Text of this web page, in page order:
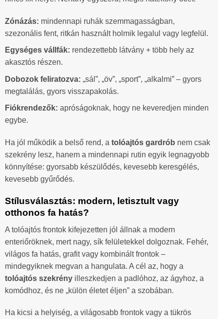
Zónázás: mindennapi ruhák szemmagasságban,
szezonális fent, ritkán használt holmik legalul vagy legfelül.
Egységes vállfák: rendezettebb látvány + több hely az
akasztós részen.
Dobozok feliratozva: „sál”, „öv”, „sport”, „alkalmi” – gyors
megtalálás, gyors visszapakolás.
Fiókrendezők: apróságoknak, hogy ne keveredjen minden
egybe.
Ha jól működik a belső rend, a tolóajtós gardrób nem csak
szekrény lesz, hanem a mindennapi rutin egyik legnagyobb
könnyítése: gyorsabb készülődés, kevesebb keresgélés,
kevesebb gyűrődés.
Stílusválasztás: modern, letisztult vagy
otthonos fa hatás?
A tolóajtós frontok kifejezetten jól állnak a modern
enteriőröknek, mert nagy, sík felületekkel dolgoznak. Fehér,
világos fa hatás, grafit vagy kombinált frontok –
mindegyiknek megvan a hangulata. A cél az, hogy a
tolóajtós szekrény illeszkedjen a padlóhoz, az ágyhoz, a
komódhoz, és ne „külön életet éljen” a szobában.
Ha kicsi a helyiség, a világosabb frontok vagy a tükrös